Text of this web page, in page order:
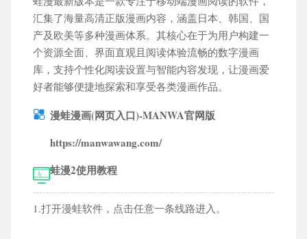
更多栏目 ×
搜索
角色扮演 动作格斗 卡牌策略
休闲益智 模拟经营
体育竞技 冒险游戏 策略塔防 辅助工具
汇集了海量高清正版漫画内容，涵盖日本、韩国、国
产及欧美等多种漫画体系。其核心在于为用户构建一
个资源全面、界面直观且阅读体验流畅的数字漫画
库，支持个性化阅读设置与智能内容发现，让漫画爱
好者能够便捷地探索和享受各类漫画作品。
漫蛙漫画(网页入口)-MANWA官网版
https://manwawang.com/
蛙漫2使用教程
1.打开漫蛙软件，点击任意一条线路进入。